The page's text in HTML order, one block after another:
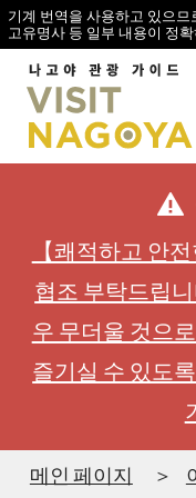
기계 번역을 사용하고 있으
고유명사 등 일부 내용이 정
【쾌적하고 안
협조 부탁드립
우 무더울 것으
즐기실 수 있도
메인 페이지